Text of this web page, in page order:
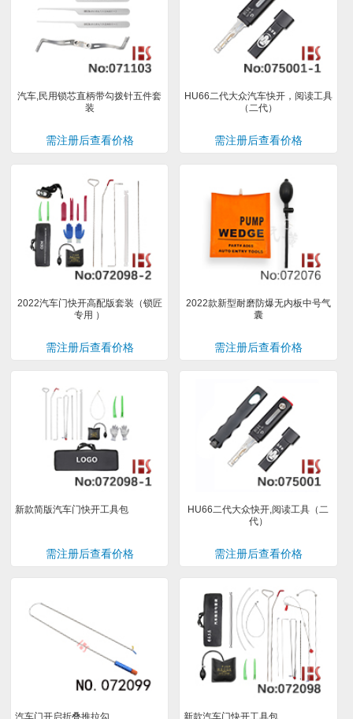
汽车,民用锁芯直柄带勾拨针五件套
装
需注册后查看价格
HU66二代大众汽车快开，阅读工具
（二代）
需注册后查看价格
2022汽车门快开高配版套装（锁匠
专用 ）
需注册后查看价格
2022款新型耐磨防爆无内板中号气
囊
需注册后查看价格
新款简版汽车门快开工具包
需注册后查看价格
HU66二代大众快开,阅读工具（二
代）
需注册后查看价格
汽车门开启折叠推拉勾 新款汽车门快开工具包